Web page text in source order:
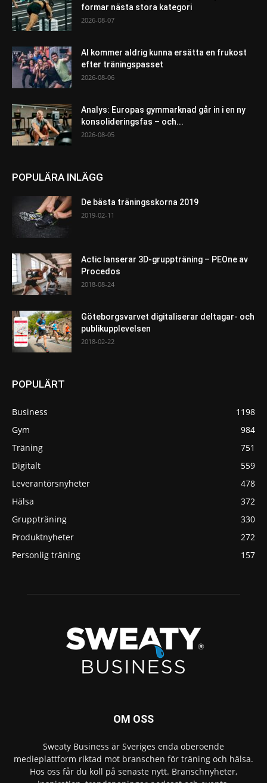
formar nästa stora kategori
2026-08-07
AI kommer aldrig kunna ersätta en frukost
efter träningspasset
2026-08-06
Analys: Europas gymmarknad går in i en ny
konsolideringsfas – och...
2026-08-05
POPULÄRA INLÄGG
De bästa träningsskorna 2019
2019-02-11
Actic lanserar 3D-gruppträning – PEOne av
Procedos
2018-08-24
Göteborgsvarvet digitaliserar deltagar- och
publikupplevelsen
2018-02-22
POPULÄRT
Business
1198
Gym
984
Träning
751
Digitalt
559
Leverantörsnyheter
478
Hälsa
372
Gruppträning
330
Produktnyheter
272
Personlig träning
157
OM OSS
Sweaty Business är Sveriges enda oberoende
medieplattform riktad mot branschen för träning och hälsa.
Hos oss får du koll på senaste nytt. Branschnyheter,